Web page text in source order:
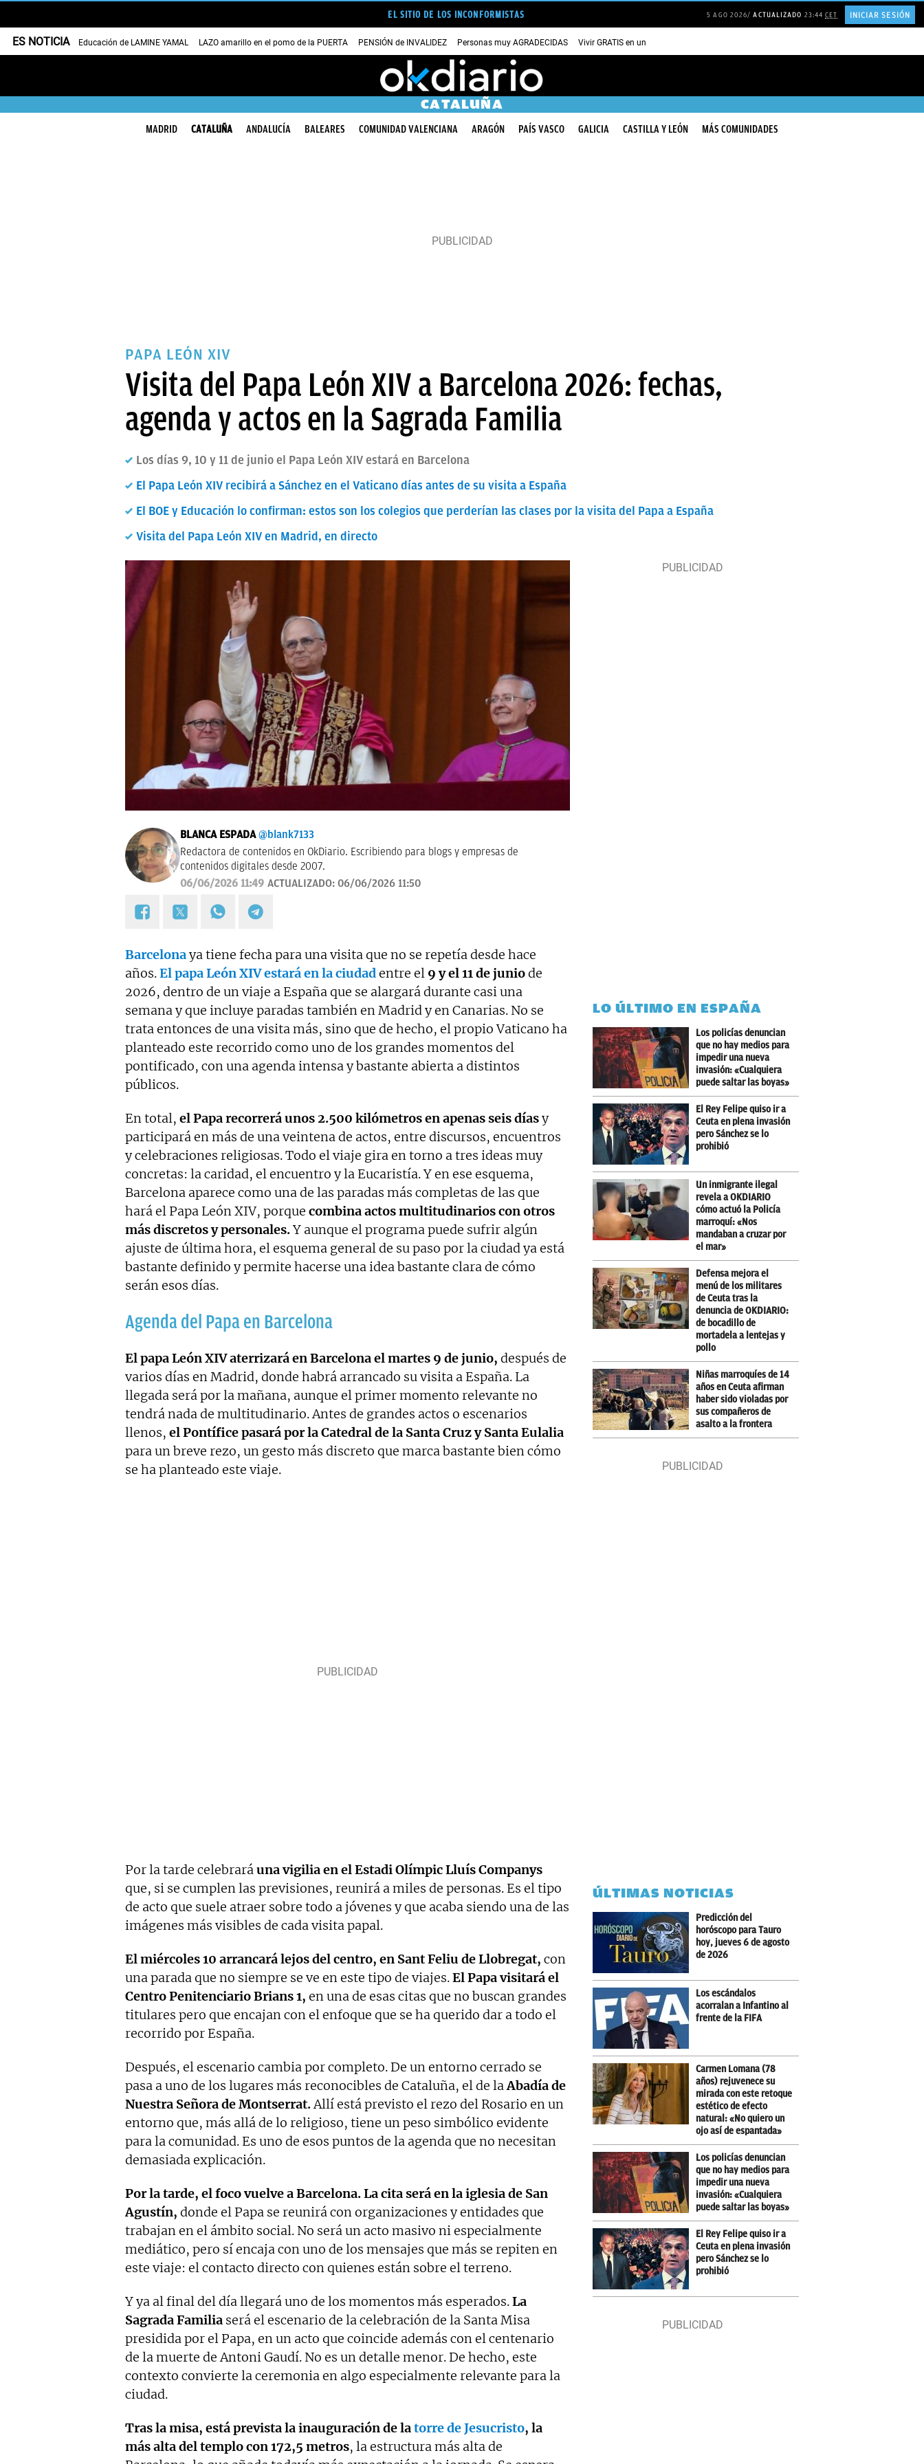
EL SITIO DE LOS INCONFORMISTAS 5 AGO 2026 ACTUALIZADO 23:44CET INICIAR SESIÓN
ES NOTICIA Educación de LAMINE YAMAL LAZO amarillo en el pomo de la PUERTA PENSIÓN de INVALIDEZ Personas muy AGRADECIDAS Vivir GRATIS en una ISLA en GRECIA
CATALUÑA
MADRID CATALUÑA ANDALUCÍA BALEARES COMUNIDAD VALENCIANA ARAGÓN PAÍS VASCO GALICIA CASTILLA Y LEÓN MÁS COMUNIDADES
PAPA LEÓN XIV
Visita del Papa León XIV a Barcelona 2026: fechas,
agenda y actos en la Sagrada Familia
Los días 9, 10 y 11 de junio el Papa León XIV estará en Barcelona
El Papa León XIV recibirá a Sánchez en el Vaticano días antes de su visita a España
El BOE y Educación lo confirman: estos son los colegios que perderían las clases por la visita del Papa a España
Visita del Papa León XIV en Madrid, en directo
BLANCA ESPADA @blank7133
Redactora de contenidos en OkDiario. Escribiendo para blogs y empresas de
contenidos digitales desde 2007.
06/06/2026 11:49 ACTUALIZADO: 06/06/2026 11:50
Barcelonaya tiene fecha para una visita que no se repetía desde hace
años.El papa León XIV estará en la ciudadentre el 9 y el 11 de juniode
2026, dentro de un viaje a España que se alargará durante casi una
semana y que incluye paradas también en Madrid y en Canarias. No se
trata entonces de una visita más, sino que de hecho, el propio Vaticano ha
planteado este recorrido como uno de los grandes momentos del
pontificado, con una agenda intensa y bastante abierta a distintos
públicos.
En total, el Papa recorrerá unos 2.500 kilómetros en apenas seis díasy
participará en más de una veintena de actos, entre discursos, encuentros
y celebraciones religiosas. Todo el viaje gira en torno a tres ideas muy
concretas: la caridad, el encuentro y la Eucaristía. Y en ese esquema,
Barcelona aparece como una de las paradas más completas de las que
hará el Papa León XIV, porque combina actos multitudinarios con otros
más discretos y personales.Y aunque el programa puede sufrir algún
ajuste de última hora, el esquema general de su paso por la ciudad ya está
bastante definido y permite hacerse una idea bastante clara de cómo
serán esos días.
Agenda del Papa en Barcelona
El papa León XIV aterrizará en Barcelona el martes 9 de junio, después de
varios días en Madrid, donde habrá arrancado su visita a España. La
llegada será por la mañana, aunque el primer momento relevante no
tendrá nada de multitudinario. Antes de grandes actos o escenarios
llenos, el Pontífice pasará por la Catedral de la Santa Cruz y Santa Eulalia
para un breve rezo, un gesto más discreto que marca bastante bien cómo
se ha planteado este viaje.
Por la tarde celebraráuna vigilia en el Estadi Olímpic Lluís Companys
que, si se cumplen las previsiones, reunirá a miles de personas. Es el tipo
de acto que suele atraer sobre todo a jóvenes y que acaba siendo una de las
imágenes más visibles de cada visita papal.
El miércoles 10 arrancará lejos del centro, en Sant Feliu de Llobregat, con
una parada que no siempre se ve en este tipo de viajes.El Papa visitará el
Centro Penitenciario Brians 1, en una de esas citas que no buscan grandes
titulares pero que encajan con el enfoque que se ha querido dar a todo el
recorrido por España.
Después, el escenario cambia por completo. De un entorno cerrado se
pasa a uno de los lugares más reconocibles de Cataluña, el de laAbadía de
Nuestra Señora de Montserrat.Allí está previsto el rezo del Rosario en un
entorno que, más allá de lo religioso, tiene un peso simbólico evidente
para la comunidad. Es uno de esos puntos de la agenda que no necesitan
demasiada explicación.
Por la tarde, el foco vuelve a Barcelona. La cita será en la iglesia de San
Agustín, donde el Papa se reunirá con organizaciones y entidades que
trabajan en el ámbito social. No será un acto masivo ni especialmente
mediático, pero sí encaja con uno de los mensajes que más se repiten en
este viaje: el contacto directo con quienes están sobre el terreno.
Y ya al final del día llegará uno de los momentos más esperados.La
Sagrada Familia será el escenario de la celebración de la Santa Misa
presidida por el Papa, en un acto que coincide además con el centenario
de la muerte de Antoni Gaudí. No es un detalle menor. De hecho, este
contexto convierte la ceremonia en algo especialmente relevante para la
ciudad.
Tras la misa, está prevista la inauguración de latorre de Jesucristo, la
más alta del templocon 172,5 metros, la estructura más alta de
LO ÚLTIMO EN ESPAÑA
Los policías denuncian
que no hay medios para
impedir una nueva
invasión: «Cualquiera
puede saltar las boyas»
El Rey Felipe quiso ir a
Ceuta en plena invasión
pero Sánchez se lo
prohibió
Un inmigrante ilegal
revela a OKDIARIO
cómo actuó la Policía
marroquí: «Nos
mandaban a cruzar por
el mar»
Defensa mejora el
menú de los militares
de Ceuta tras la
denuncia de OKDIARIO:
de bocadillo de
mortadela a lentejas y
pollo
Niñas marroquíes de 14
años en Ceuta afirman
haber sido violadas por
sus compañeros de
asalto a la frontera
ÚLTIMAS NOTICIAS
Predicción del
horóscopo para Tauro
hoy, jueves 6 de agosto
de 2026
Los escándalos
acorralan a Infantino al
frente de la FIFA
Carmen Lomana (78
años) rejuvenece su
mirada con este retoque
estético de efecto
natural: «No quiero un
ojo así de espantada»
Los policías denuncian
que no hay medios para
impedir una nueva
invasión: «Cualquiera
puede saltar las boyas»
El Rey Felipe quiso ir a
Ceuta en plena invasión
pero Sánchez se lo
prohibió